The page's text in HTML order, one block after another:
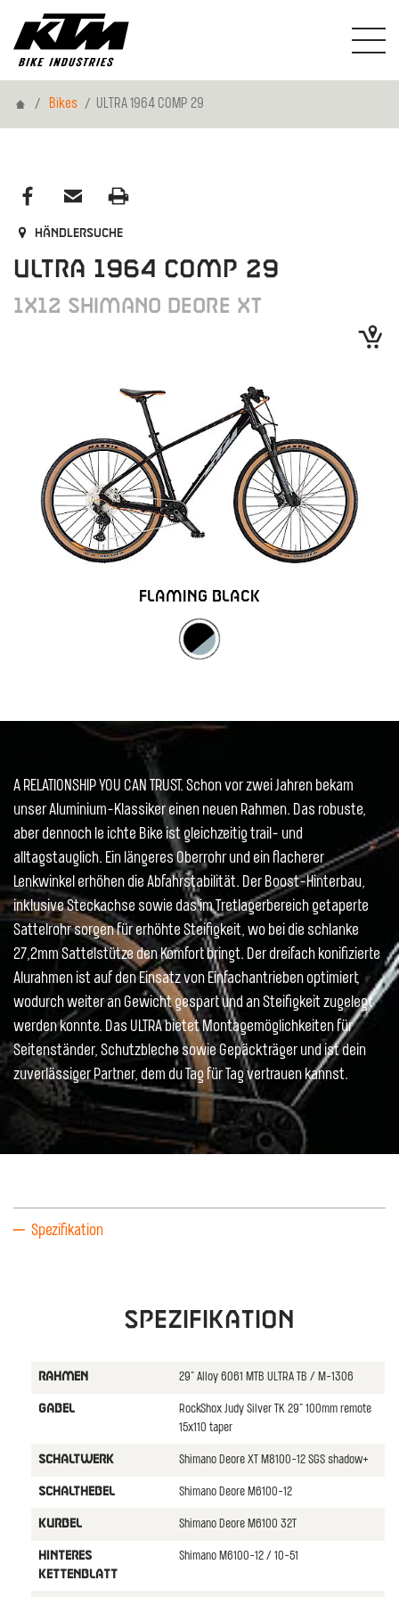
HomeBikes ULTRA 1964 COMP 29
Händlersuche
ULTRA 1964 COMP 29
1X12 SHIMANO DEORE XT
FLAMING BLACK
A RELATIONSHIP YOU CAN TRUST. Schon vor zwei Jahren bekam
unser Aluminium-Klassiker einen neuen Rahmen. Das robuste,
aber dennoch le ichte Bike ist gleichzeitig trail- und
alltagstauglich. Ein längeres Oberrohr und ein flacherer
Lenkwinkel erhöhen die Abfahrstabilität. Der Boost-Hinterbau,
inklusive Steckachse sowie das im Tretlagerbereich getaperte
Sattelrohr sorgen für erhöhte Steifigkeit, wo bei die schlanke
27,2mm Sattelstütze den Komfort bringt. Der dreifach konifizierte
Alurahmen ist auf den Einsatz von Einfachantrieben optimiert,
wodurch weiter an Gewicht gespart und an Steifigkeit zugelegt
werden konnte. Das ULTRA bietet Montagemöglichkeiten für
Seitenständer, Schutzbleche sowie Gepäckträger und ist dein
zuverlässiger Partner, dem du Tag für Tag vertrauen kannst.
Spezifikation
Spezifikation
RAHMEN 29" Alloy 6061 MTB ULTRA TB / M-1306
GABEL
RockShox Judy Silver TK 29" 100mm remote
15x110 taper
SCHALTWERK Shimano Deore XT M8100-12 SGS shadow+
SCHALTHEBEL Shimano Deore M6100-12
KURBEL Shimano Deore M6100 32T
HINTERES
KETTENBLATT
Shimano M6100-12 / 10-51